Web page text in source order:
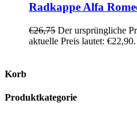
Radkappe Alfa
€26,75 Der ursprüngliche
aktuelle Preis lautet: €22,90.
Korb
Produktkategorie